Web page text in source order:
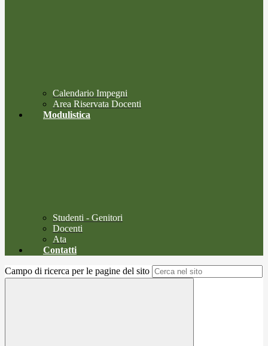
Calendario Impegni
Area Riservata Docenti
Modulistica
Studenti - Genitori
Docenti
Ata
Contatti
Campo di ricerca per le pagine del sito